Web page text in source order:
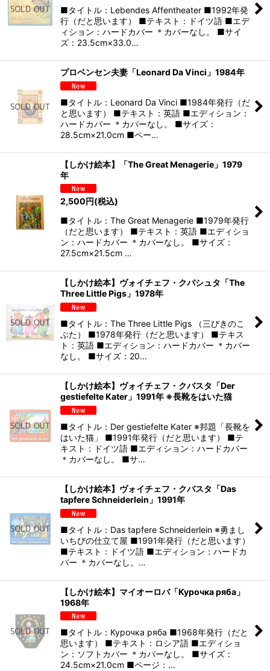
■タイトル：Lebendes Affentheater ■1992年発
行（だと思います） ■テキスト：ドイツ語 ■エデ
ィション：ハードカバー ＊カバーなし。 ■サイ
ズ：23.5cm×33.0…
プロベンセン夫妻「Leonard Da Vinci」1984年
■タイトル：Leonard Da Vinci ■1984年発行（だ
と思います） ■テキスト：英語 ■エディション：
ハードカバー ＊カバーなし。 ■サイズ：
28.5cm×21.0cm ■ペー…
【しかけ絵本】「The Great Menagerie」1979
年
2,500 円(税込)
■タイトル：The Great Menagerie ■1979年発行
（だと思います） ■テキスト：英語 ■エディショ
ン：ハードカバー ＊カバーなし。 ■サイズ：
27.5cm×21.5cm …
【しかけ絵本】ヴォイチェフ・クバシュタ「The
Three Little Pigs」1978年
■タイトル：The Three Little Pigs （三びきのこ
ぶた） ■1978年発行（だと思います） ■テキス
ト：英語 ■エディション：ハードカバー ＊カバー
なし。 ■サイズ：20…
【しかけ絵本】ヴォイチェフ・クバスタ「Der
gestiefelte Kater」1991年 ※長靴をはいた猫
■タイトル：Der gestiefelte Kater ※邦題「長靴を
はいた猫」 ■1991年発行（だと思います） ■テ
キスト：ドイツ語 ■エディション：ハードカバー
＊カバーなし。 ■サ…
【しかけ絵本】ヴォイチェフ・クバスタ「Das
tapfere Schneiderlein」1991年
■タイトル：Das tapfere Schneiderlein ※勇まし
いちびの仕立て屋 ■1991年発行（だと思います）
■テキスト：ドイツ語 ■エディション：ハードカ
バー ＊カバーなし。…
【しかけ絵本】マイオーロバ「Курочка ряба」
1968年
■タイトル：Курочка ряба ■1968年発行（だと
思います） ■テキスト：ロシア語 ■エディショ
ン：ソフトカバー ＊カバーなし。 ■サイズ：
24.5cm×21.0cm ■ページ：…